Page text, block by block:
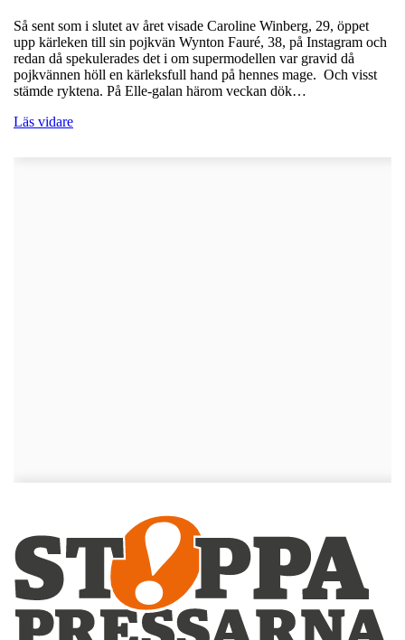
Så sent som i slutet av året visade Caroline Winberg, 29, öppet
upp kärleken till sin pojkvän Wynton Fauré, 38, på Instagram och
redan då spekulerades det i om supermodellen var gravid då
pojkvännen höll en kärleksfull hand på hennes mage. Och visst
stämde ryktena. På Elle-galan härom veckan dök…
Läs vidare